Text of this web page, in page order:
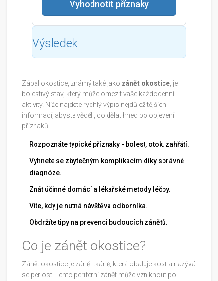
Vyhodnotit příznaky
Výsledek
Zápal okostice, známý také jako zánět okostice, je
bolestivý stav, který může omezit vaše každodenní
aktivity. Níže najdete rychlý výpis nejdůležitějších
informací, abyste věděli, co dělat hned po objevení
příznaků.
Rozpoznáte typické příznaky - bolest, otok, zahřátí.
Vyhnete se zbytečným komplikacím díky správné
diagnóze.
Znát účinné domácí a lékařské metody léčby.
Víte, kdy je nutná návštěva odborníka.
Obdržíte tipy na prevenci budoucích zánětů.
Co je zánět okostice?
Zánět okostice je zánět tkáně, která obaluje kost a nazývá
se periost. Tento periferní zánět může vzniknout po